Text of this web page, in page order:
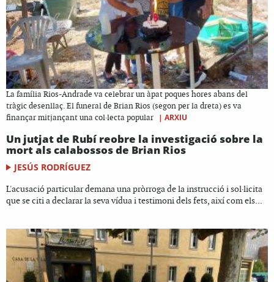
La família Rios-Andrade va celebrar un àpat poques hores abans del
tràgic desenllaç. El funeral de Brian Rios (segon per la dreta) es va
finançar mitjançant una col·lecta popular
| ARXIU
Un jutjat de Rubí reobre la investigació sobre la
mort als calabossos de Brian Rios
JESÚS RODRÍGUEZ
L'acusació particular demana una pròrroga de la instrucció i sol·licita
que se citi a declarar la seva vídua i testimoni dels fets, així com els...